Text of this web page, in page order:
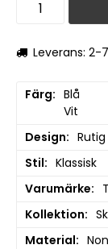
Leverans: 2-
Färg
Blå
Vit
Design
Rutig
Stil
Klassisk
Varumärke
Kollektion
Material